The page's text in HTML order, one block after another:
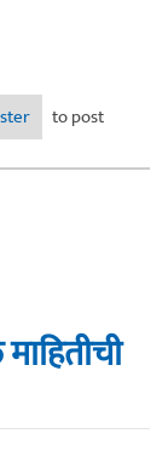
मागचा शहाणा
to post